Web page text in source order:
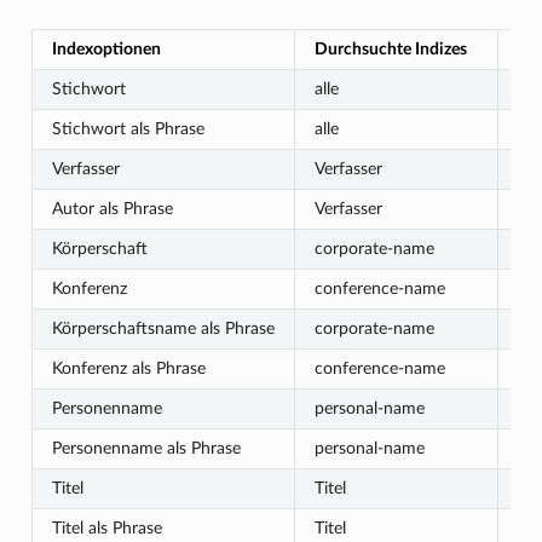
Indexoptionen Durchsuchte Indizes
Stichwort alle
Stichwort als Phrase alle
Verfasser Verfasser
Autor als Phrase Verfasser
Körperschaft corporate-name
Konferenz conference-name
Körperschaftsname als Phrase corporate-name
Konferenz als Phrase conference-name
Personenname personal-name
Personenname als Phrase personal-name
Titel Titel
Titel als Phrase Titel